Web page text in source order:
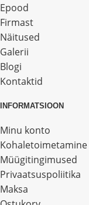
Epood
Firmast
Näitused
Galerii
Blogi
Kontaktid
INFORMATSIOON
Minu konto
Kohaletoimetamine
Müügitingimused
Privaatsuspoliitika
Maksa